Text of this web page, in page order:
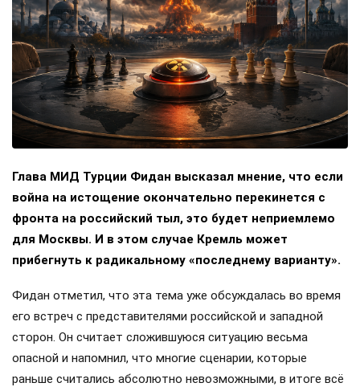
Глава МИД Турции Фидан высказал мнение, что если
война на истощение окончательно перекинется с
фронта на российский тыл, это будет неприемлемо
для Москвы. И в этом случае Кремль может
прибегнуть к радикальному «последнему варианту».
Фидан отметил, что эта тема уже обсуждалась во время
его встреч с представителями российской и западной
сторон. Он считает сложившуюся ситуацию весьма
опасной и напомнил, что многие сценарии, которые
раньше считались абсолютно невозможными, в итоге всё